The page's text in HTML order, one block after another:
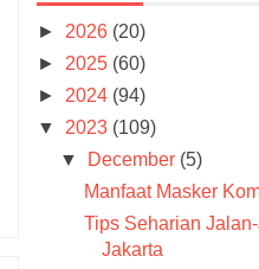
► 2026 (20)
► 2025 (60)
► 2024 (94)
▼ 2023 (109)
▼
December (5)
Manfaat Masker
Tips Seharian
Jakarta